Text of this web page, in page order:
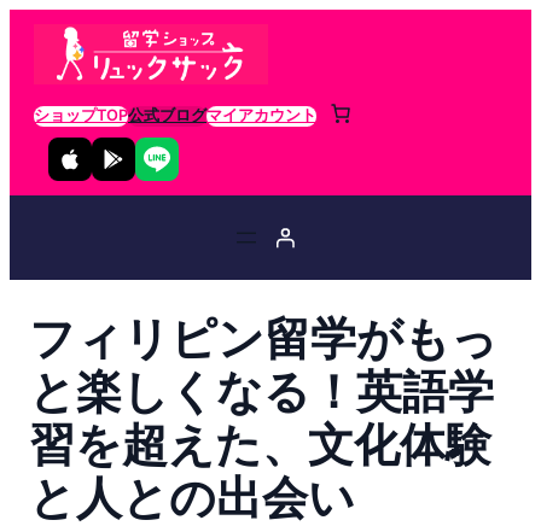
ショップTOP公式ブログマイアカウント
フィリピン留学がもっ
と楽しくなる！英語学
習を超えた、文化体験
と人との出会い